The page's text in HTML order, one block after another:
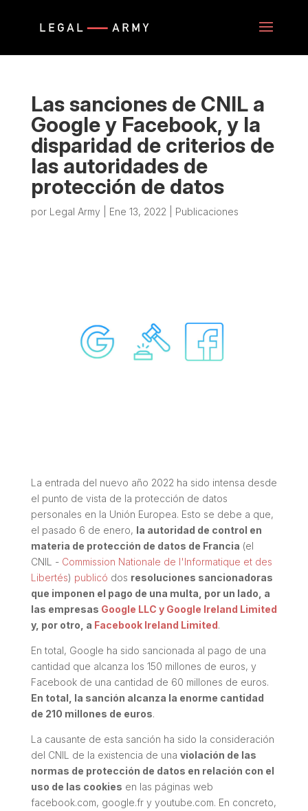
Las sanciones de CNIL a
Google y Facebook, y la
disparidad de criterios de
las autoridades de
protección de datos
por Legal Army Ene 13, 2022 Publicaciones
La entrada del nuevo año 2022 ha sido intensa desde
el punto de vista de la protección de datos
personales en la Unión Europea. Esto se debe a que,
el pasado 6 de enero, la autoridad de control en
materia de protección de datos de Francia (el
CNIL - Commission Nationale de l'Informatique et des
Libertés) publicó dos resoluciones sancionadoras
que imponen el pago de una multa, por un lado, a
las empresas Google LLC y Google Ireland Limited
y, por otro, a Facebook Ireland Limited.
En total, Google ha sido sancionada al pago de una
cantidad que alcanza los 150 millones de euros, y
Facebook de una cantidad de 60 millones de euros.
En total, la sanción alcanza la enorme cantidad
de 210 millones de euros.
La causante de esta sanción ha sido la consideración
del CNIL de la existencia de una violación de las
normas de protección de datos en relación con el
uso de las cookies en las páginas web
facebook.com, google.fr y youtube.com. En concreto,